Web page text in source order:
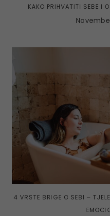
KAKO PRIHVATITI SEBE I
4 VRSTE BRIGE O SEBI –